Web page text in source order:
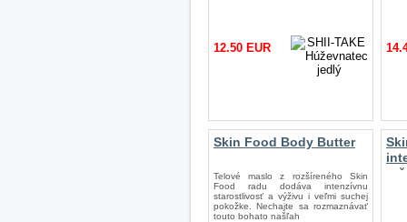
12.50 EUR
Skin Food Body Butter
Telové maslo z rozšíreného Skin
Food radu dodáva intenzívnu
starostlivosť a výživu i veľmi suchej
pokožke. Nechajte sa rozmaznávať
touto bohato našľah